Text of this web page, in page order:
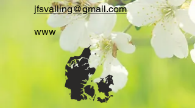
jfsvalling@gmail.com
www